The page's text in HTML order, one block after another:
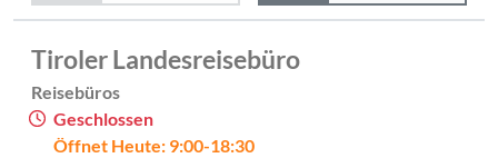
Tiroler Landesreisebüro
Reisebüros
Geschlossen
Öffnet Heute: 9:00-18:30